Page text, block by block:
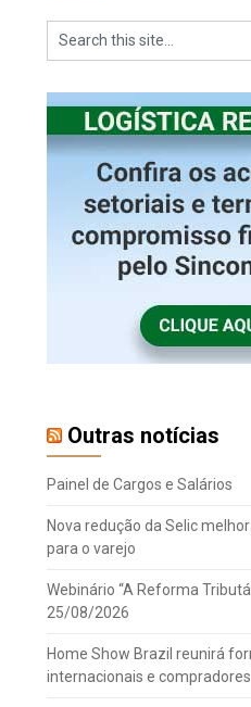
Outras notícias
Painel de Cargos e Salários
Nova redução da Selic
para o varejo
Webinário “A Reforma
25/08/2026
Home Show Brazil reunirá
internacionais e